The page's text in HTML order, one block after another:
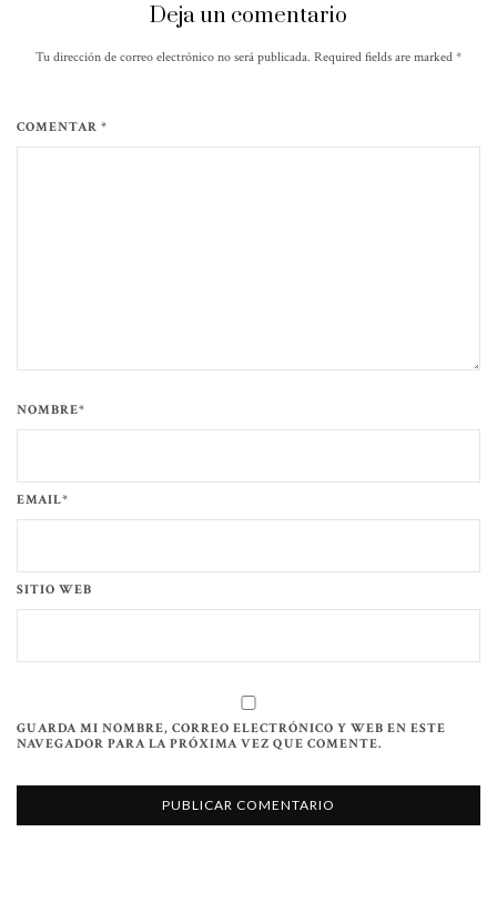
Deja un comentario
Tu dirección de correo electrónico no será publicada. Required fields are marked *
COMENTAR *
NOMBRE*
EMAIL*
SITIO WEB
GUARDA MI NOMBRE, CORREO ELECTRÓNICO Y WEB EN ESTE
NAVEGADOR PARA LA PRÓXIMA VEZ QUE COMENTE.